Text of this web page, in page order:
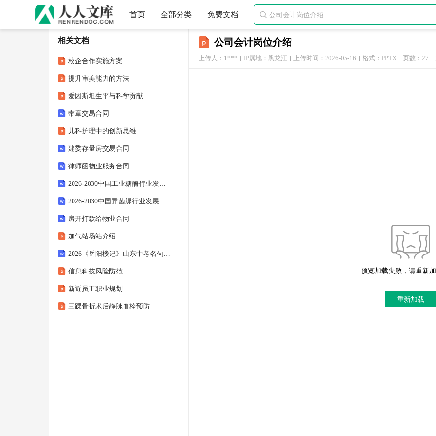
首页 全部分类 免费文档 
公司会计岗位介绍
上传人：1*** IP属地：黑龙江 上传时间：2026-05-16 格式：PPTX 页数：27
预览加载失败，请重新
重新加载
相关文档
校企合作实施方案
提升审美能力的方法
爱因斯坦生平与科学贡献
带章交易合同
儿科护理中的创新思维
建委存量房交易合同
律师函物业服务合同
2026-2030中国工业糖酶行业发展动态与需求前景预测报告
2026-2030中国异菌脲行业发展趋势与需求前景预测报告
房开打款给物业合同
加气站场站介绍
2026《岳阳楼记》山东中考名句默写预测题（含答案）
信息科技风险防范
新近员工职业规划
三踝骨折术后静脉血栓预防